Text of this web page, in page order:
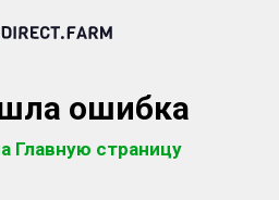
ошибка
Главную страницу